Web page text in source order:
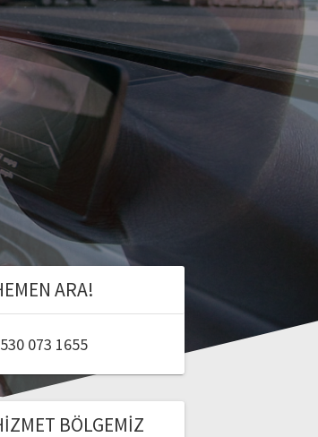
ARA!
073 1655
BÖLGEMIZ